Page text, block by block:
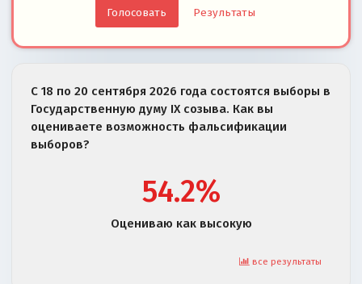
Результаты
С 18 по 20 сентября 2026 года состоятся выборы в
Государственную думу IX созыва. Как вы
оцениваете возможность фальсификации
выборов?
54.2%
Оцениваю как высокую
все результаты